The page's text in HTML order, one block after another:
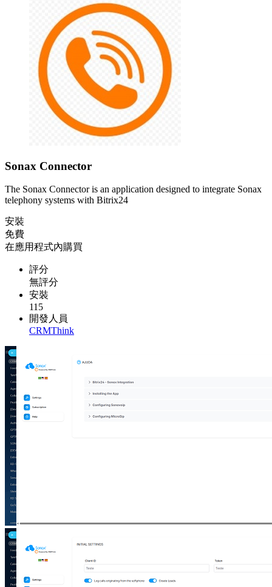
Sonax Connector
The Sonax Connector is an application designed to integrate Sonax
telephony systems with Bitrix24
安裝
免費
在應用程式內購買
評分
無評分
安裝
115
開發人員
CRMThink